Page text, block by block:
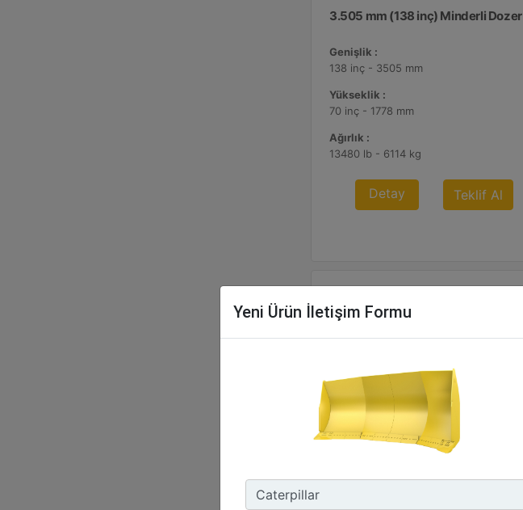
3.505 mm (138 inç) Minderli Dozer
Genişlik :
138 inç - 3505 mm
Yükseklik :
70 inç - 1778 mm
Ağırlık :
13480 lb - 6114 kg
Detay Teklif Al
21,41 m³ (28,0 yd³)
Yeni Ürün İletişim Formu